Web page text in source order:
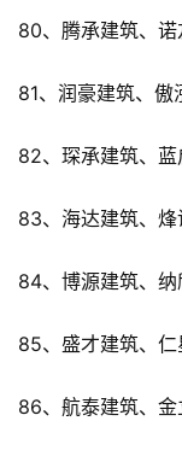
80、腾承建筑、
81、润豪建筑、
82、琛承建筑、
83、海达建筑、
84、博源建筑、
85、盛才建筑、
86、航泰建筑、